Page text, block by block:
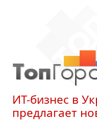
ИТ-бизнес в
предлагает